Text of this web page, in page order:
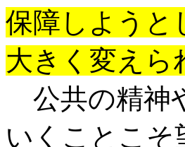
保障しようと
大きく変えら
公共の精神
いくことこそ